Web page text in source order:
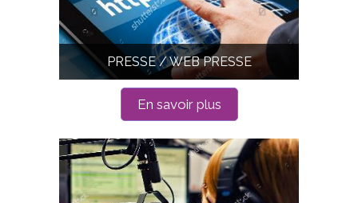
PRESSE / WEB PRESSE
En savoir plus